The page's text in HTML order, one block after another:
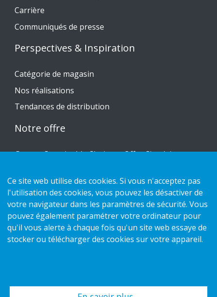
Carrière
Communiqués de presse
Perspectives & Inspiration
Catégorie de magasin
Nos réalisations
Tendances de distribution
Notre offre
Gamme Sustainable Choice et Offre Circulaire
Guides d'installation
Catalogue
Nous contacter
Ce site web utilise des cookies. Si vous n'acceptez pas
l'utilisation des cookies, vous pouvez les désactiver de
votre navigateur dans les paramètres de sécurité. Vous
pouvez également paramétrer votre ordinateur pour
qu'il vous alerte à chaque fois qu'un site web essaye de
stocker ou télécharger des cookies sur votre appareil.